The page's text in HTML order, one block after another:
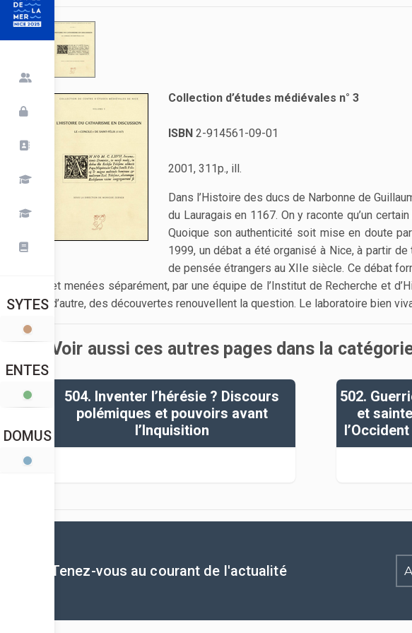
SYTES
ENTES
DOMUS
Collection d’études médiévales n° 3
ISBN 2-914561-09-01
2001, 311p., ill.
Dans l’Histoire des ducs de Narbonne de
du Lauragais en 1167. On y raconte qu’un
Quoique son authenticité soit mise en doute
1999, un débat a été organisé à Nice, à partir
de pensée étrangers au XIIe siècle. Ce débat
et menées séparément, par une équipe de l’Institut de Recherche et
d’autre, des découvertes renouvellent la question. Le laboratoire bien
Voir aussi ces autres pages dans la
504. Inventer l’hérésie ? Discours
polémiques et pouvoirs avant
l’Inquisition
502.
et
Tenez-vous au courant de l'actualité